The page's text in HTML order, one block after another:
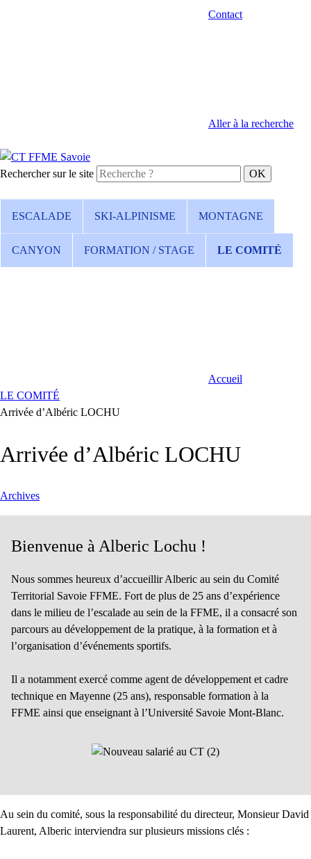
Contact
Aller à la recherche
Rechercher sur le site
ESCALADE SKI-ALPINISME MONTAGNE
CANYON FORMATION / STAGE LE COMITÉ
Accueil
LE COMITÉ
Arrivée d’Albéric LOCHU
Arrivée d’Albéric LOCHU
Archives
Bienvenue à Alberic Lochu !
Nous sommes heureux d’accueillir Alberic au sein du Comité
Territorial Savoie FFME. Fort de plus de 25 ans d’expérience
dans le milieu de l’escalade au sein de la FFME, il a consacré son
parcours au développement de la pratique, à la formation et à
l’organisation d’événements sportifs.
Il a notamment exercé comme agent de développement et cadre
technique en Mayenne (25 ans), responsable formation à la
FFME ainsi que enseignant à l’Université Savoie Mont-Blanc.
Au sein du comité, sous la responsabilité du directeur, Monsieur David
Laurent, Alberic interviendra sur plusieurs missions clés :